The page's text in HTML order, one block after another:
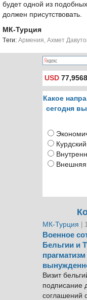
будет одной из
должен присутствовать.
МК-Турция
Tеги: Армения, Ахмет
USD 77,9568
Какое
сегодня
Внешняя
МК-Турция
Военное
Бельгии и
Визит
подписание
соглашений